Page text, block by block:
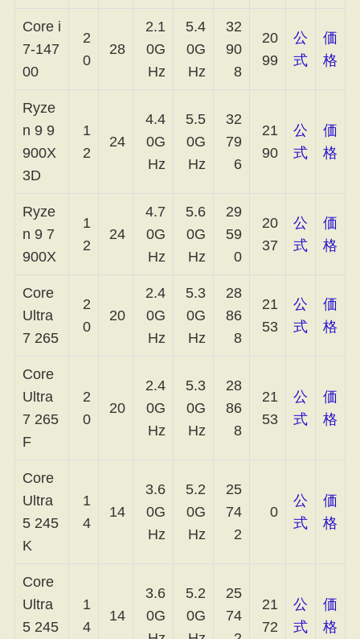
Core i
7-147
00
2
0
28
2.1
0G
Hz
5.4
0G
Hz
32
90
8
20
99
公
式
価
格
Ryze
n 9 9
900X
3D
1
2
24
4.4
0G
Hz
5.5
0G
Hz
32
79
6
21
90
公
式
価
格
Ryze
n 9 7
900X
1
2
24
4.7
0G
Hz
5.6
0G
Hz
29
59
0
20
37
公
式
価
格
Core
Ultra
7 265
2
0
20
2.4
0G
Hz
5.3
0G
Hz
28
86
8
21
53
公
式
価
格
Core
Ultra
7 265
F
2
0
20
2.4
0G
Hz
5.3
0G
Hz
28
86
8
21
53
公
式
価
格
Core
Ultra
5 245
K
1
4
14
3.6
0G
Hz
5.2
0G
Hz
25
74
2
0
公
式
価
格
Core
Ultra
5 245
1
4
14
3.6
0G
5.2
0G
25
74
21
72
公
式
価
格